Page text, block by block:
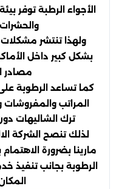
الأجواء الرطبة توفر
ولهذا تنتشر مشكلات
بشكل كبير داخل
مصادر
كما تساعد الرطوبة
المراتب
ترك الشاليهات
لذلك تنصح الشركة
مارينا بضرورة
الرطوبة بجانب تنفيذ